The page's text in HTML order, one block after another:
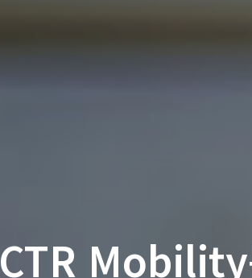
CTR Mobility